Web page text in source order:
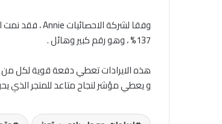
137% ، وهو رقم كبير وهائل .
هذه الايرادات تعطي دفعة قوية لكل من
و يعطي مؤشر لنجاح متاعد للمتجر الذي